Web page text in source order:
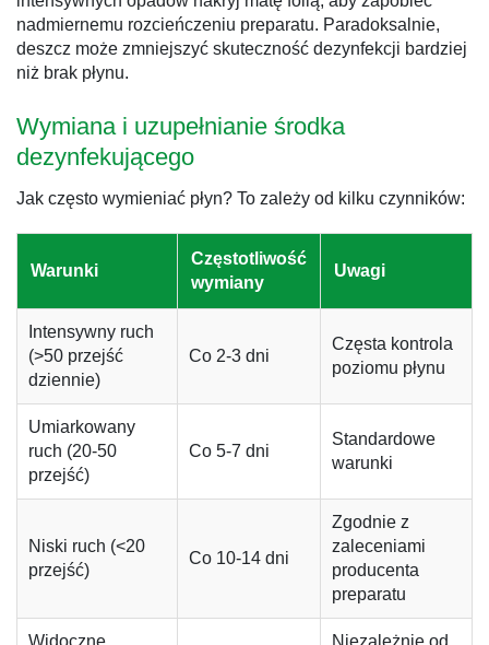
nadmiernemu rozcieńczeniu preparatu. Paradoksalnie,
deszcz może zmniejszyć skuteczność dezynfekcji bardziej
niż brak płynu.
Wymiana i uzupełnianie środka
dezynfekującego
Jak często wymieniać płyn? To zależy od kilku czynników:
Warunki
Częstotliwość
wymiany
Uwagi
Intensywny ruch
(>50 przejść
dziennie)
Co 2-3 dni
Częsta kontrola
poziomu płynu
Umiarkowany
ruch (20-50
przejść)
Co 5-7 dni
Standardowe
warunki
Niski ruch (<20
przejść)
Co 10-14 dni
Zgodnie z
zaleceniami
producenta
preparatu
Widoczne
Niezależnie od